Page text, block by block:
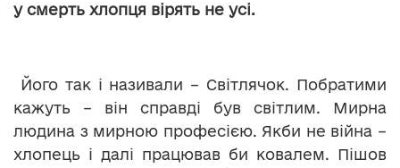
у смерть хлопця вірять не усі.
Його так і називали – Світлячок. Побратими
кажуть – він справді був світлим. Мирна
людина з мирною професією. Якби не війна –
хлопець і далі працював би ковалем. Пішов